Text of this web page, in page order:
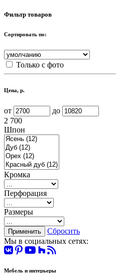
Фильтр товаров
Сортировать по:
Только с фото
Цена, р.
от
до
2 700
Шпон
Кромка
Перфорация
Размеры
Сбросить
Мы в социальных сетях:
Мебель и интерьеры